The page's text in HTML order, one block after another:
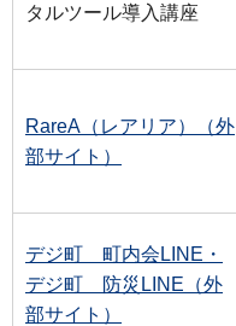
タルツール導入講座
RareA（レアリア）（外
部サイト）
デジ町 町内会LINE・
デジ町 防災LINE（外
部サイト）